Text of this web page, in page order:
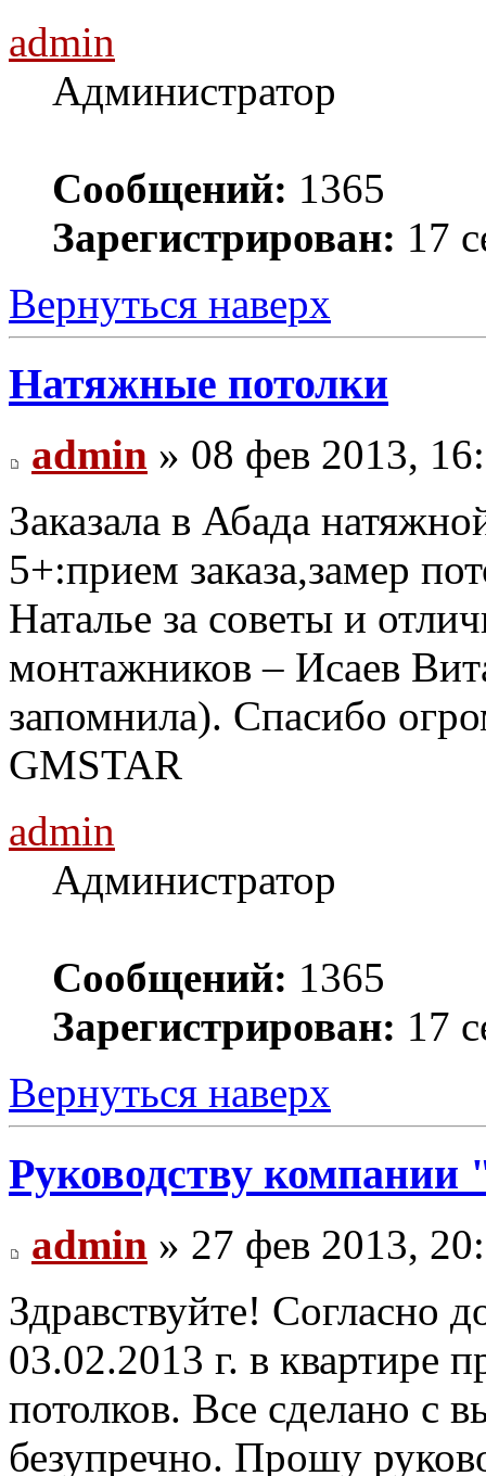
admin
Администратор
Сообщений: 1365
Зарегистрирован: 17
Вернуться наверх
Натяжные потолки
admin » 08 фев 2013,
Заказала в Абада
5+:прием заказа,замер
Наталье за советы и
монтажников – Исаев
запомнила). Спасибо
GMSTAR
admin
Администратор
Сообщений: 1365
Зарегистрирован: 17
Вернуться наверх
Руководству компании
admin » 27 фев 2013,
Здравствуйте! Согласно
03.02.2013 г. в квартире
потолков. Все сделано с
безупречно. Прошу